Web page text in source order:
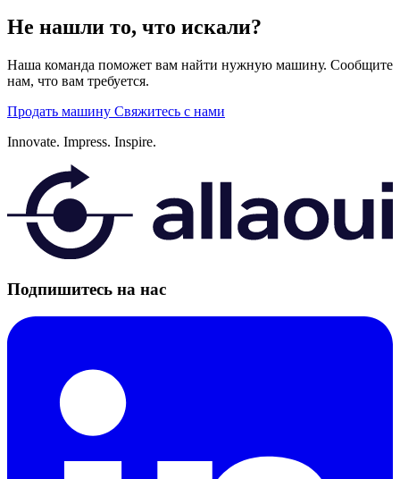
Не нашли то, что искали?
Наша команда поможет вам найти нужную машину. Сообщите
нам, что вам требуется.
Продать машину Свяжитесь с нами
Innovate. Impress. Inspire.
Подпишитесь на нас